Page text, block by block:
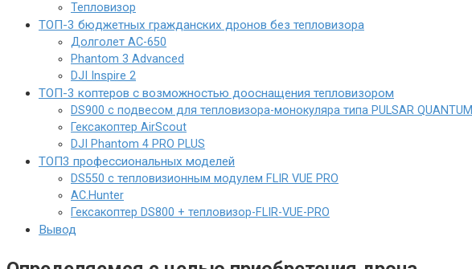
Тепловизор
ТОП-3 бюджетных гражданских дронов без тепловизора
Долголет AC-650
Phantom 3 Advanced
DJI Inspire 2
ТОП-3 коптеров с возможностью дооснащения тепловизором
DS900 с подвесом для тепловизора-монокуляра типа PULSAR QUANTUM
Гексакоптер AirScout
DJI Phantom 4 PRO PLUS
ТОП3 профессиональных моделей
DS550 с тепловизионным модулем FLIR VUE PRO
AC.Hunter
Гексакоптер DS800 + тепловизор-FLIR-VUE-PRO
Вывод